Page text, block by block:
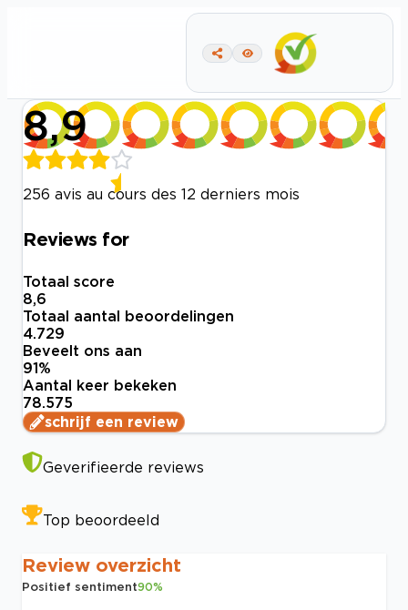
8,9
256 avis au cours des 12 derniers mois
Reviews for
Totaal score
8,6
Totaal aantal beoordelingen
4.729
Beveelt ons aan
91%
Aantal keer bekeken
78.575
schrijf een review
Geverifieerde reviews
Top beoordeeld
Review overzicht
Positief sentiment90%